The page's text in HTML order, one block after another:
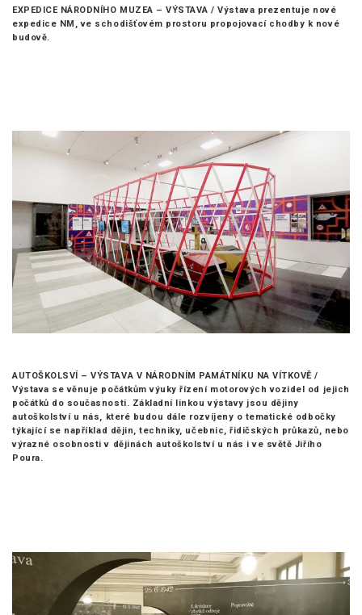
EXPEDICE NÁRODNÍHO MUZEA – VÝSTAVA / Výstava prezentuje nové
expedice NM, ve schodišťovém prostoru propojovací chodby k nové
budově.
AUTOŠKOLSVÍ – VÝSTAVA V NÁRODNÍM PAMÁTNÍKU NA VÍTKOVĚ /
Výstava se věnuje počátkům výuky řízení motorových vozidel od jejich
počátků do současnosti. Základní linkou výstavy jsou dějiny
autoškolství u nás, které budou dále rozvíjeny o tematické odbočky
týkající se například dějin, techniky, učebnic, řidičských průkazů, nebo
výrazné osobnosti v dějinách autoškolství u nás i ve světě Jiřího
Poura.